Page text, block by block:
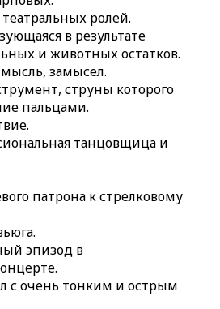
26.Чёрная смолистая
масса, употребляемая
для заливки покрытий
дорог, улиц, тротуаров.
27.Острое вирусное
заболевание.
торопливость.
сооружение для
перевозки грузов и
35.В старину:
металлическая одежда
воина.
ролей.
в результате
и животных остатков.
мысль, замысел.
струны которого
пальцами.
танцовщица и
патрона к стрелковому
эпизод в
с очень тонким и острым